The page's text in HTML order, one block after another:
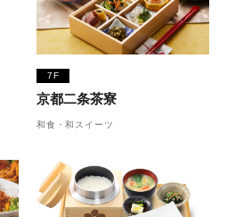
7F
京都二条茶寮
和食・和スイーツ